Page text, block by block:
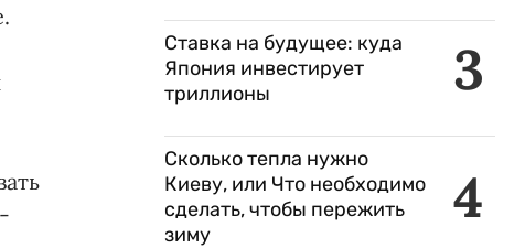
3
Ставка на будущее: куда
Япония инвестирует
триллионы
4
Сколько тепла нужно
Киеву, или Что необходимо
сделать, чтобы пережить
зиму